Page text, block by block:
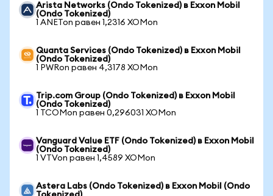
Arista Networks (Ondo Tokenized) в Exxon Mobil
(Ondo Tokenized)
1 ANETon равен 1,2316 XOMon
Quanta Services (Ondo Tokenized) в Exxon Mobil
(Ondo Tokenized)
1 PWRon равен 4,3178 XOMon
Trip.com Group (Ondo Tokenized) в Exxon Mobil
(Ondo Tokenized)
1 TCOMon равен 0,296031 XOMon
Vanguard Value ETF (Ondo Tokenized) в Exxon Mobil
(Ondo Tokenized)
1 VTVon равен 1,4589 XOMon
Astera Labs (Ondo Tokenized) в Exxon Mobil (Ondo